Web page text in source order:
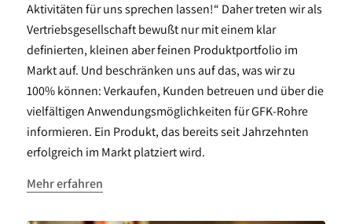
Aktivitäten für uns sprechen lassen!“ Daher treten wir als
Vertriebsgesellschaft bewußt nur mit einem klar
definierten, kleinen aber feinen Produktportfolio im
Markt auf. Und beschränken uns auf das, was wir zu
100% können: Verkaufen, Kunden betreuen und über die
vielfältigen Anwendungsmöglichkeiten für GFK-Rohre
informieren. Ein Produkt, das bereits seit Jahrzehnten
erfolgreich im Markt platziert wird.
Mehr erfahren